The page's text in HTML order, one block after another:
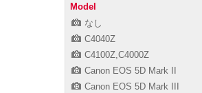
Model
なし
C4040Z
C4100Z,C4000Z
Canon EOS 5D Mark II
Canon EOS 5D Mark III